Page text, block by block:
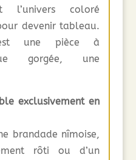
coloré
devenir tableau.
une pièce à
gorgée, une
exclusivement en
brandade nîmoise,
rôti ou d’un